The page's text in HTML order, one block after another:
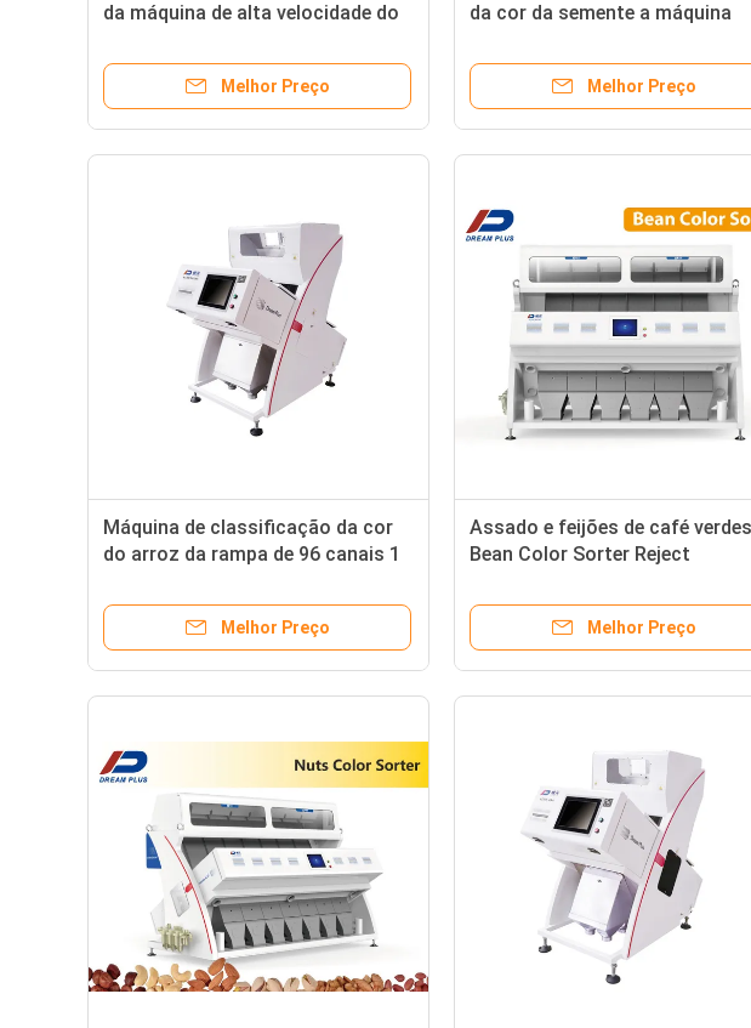
da máquina de alta velocidade do
Melhor Preço
da cor da semente a máquina
Melhor Preço
Máquina de classificação da cor
do arroz da rampa de 96 canais 1
Melhor Preço
Assado e feijões de café
Bean Color Sorter Reject
Melhor Preço